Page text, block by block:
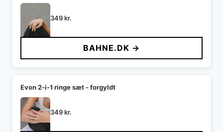
349kr.
BAHNE.DK →
Evon 2-i-1 ringe sæt - forgyldt
349kr.